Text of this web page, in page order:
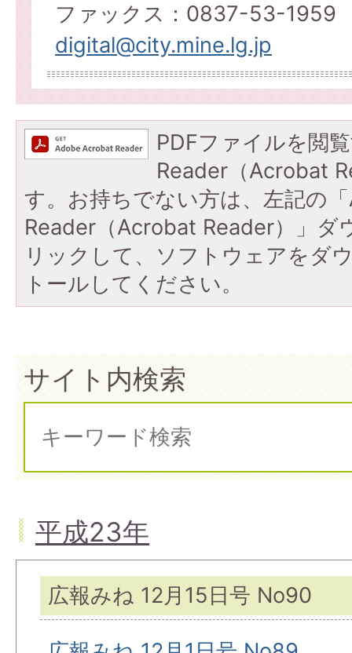
ファックス：0837-53-1959
digital@city.mine.lg.jp
PDFファイルを閲
Reader（Acrobat
す。お持ちでない方は、左記の
Reader（Acrobat Reader）」ダ
リックして、ソフトウェアをダ
トールしてください。
サイト内検索
平成23年
広報みね 12月15日号 No90